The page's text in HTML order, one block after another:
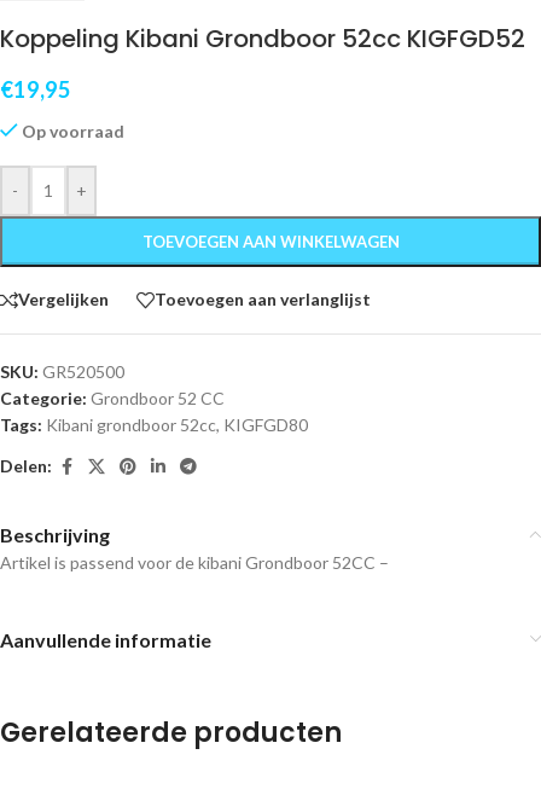
Koppeling Kibani Grondboor 52cc KIGFGD52
€19,95
Op voorraad
- +
TOEVOEGEN AAN WINKELWAGEN
Vergelijken Toevoegen aan verlanglijst
SKU: GR520500
Categorie: Grondboor 52 CC
Tags: Kibani grondboor 52cc, KIGFGD80
Delen:
Beschrijving
Artikel is passend voor de kibani Grondboor 52CC –
Aanvullende informatie
Gerelateerde producten